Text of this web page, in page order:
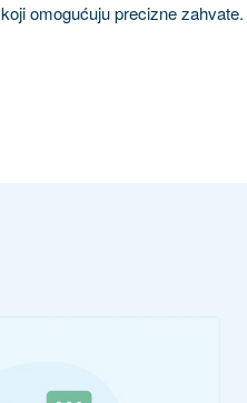
koji omogućuju precizne zahvate.